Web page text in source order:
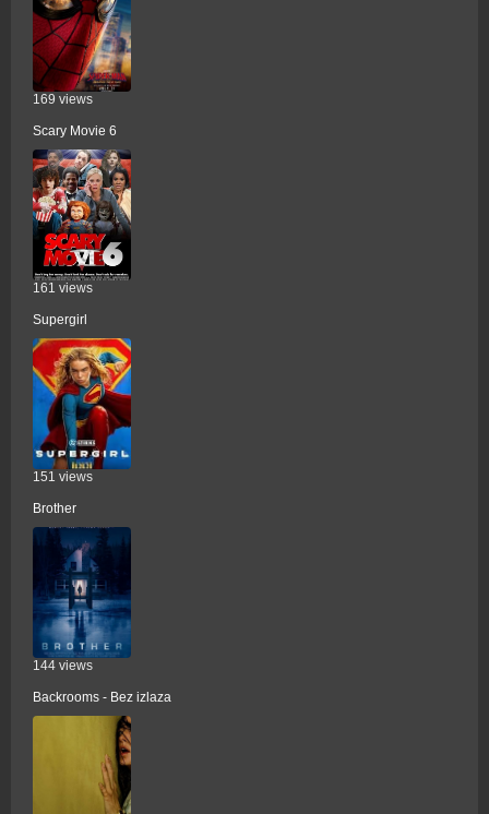
169 views
Scary Movie 6
161 views
Supergirl
151 views
Brother
144 views
Backrooms - Bez izlaza